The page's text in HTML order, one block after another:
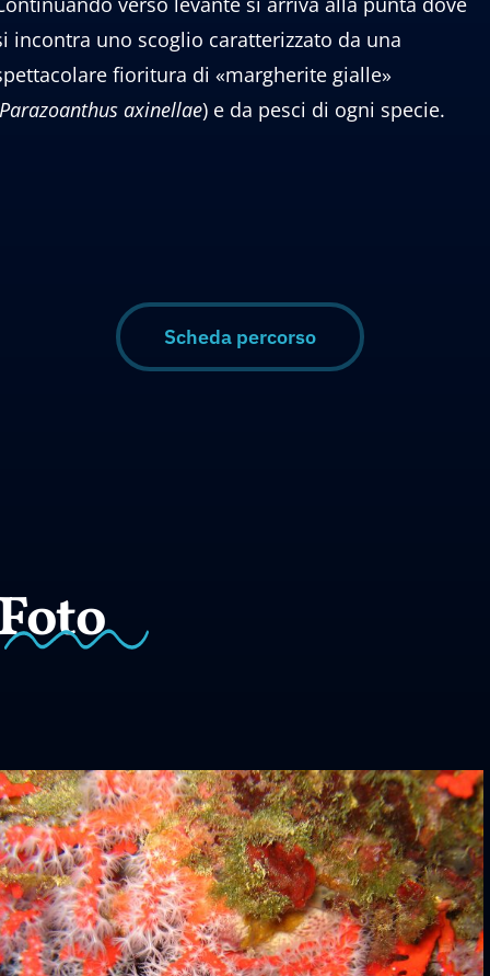
incontra uno scoglio caratterizzato da una
fioritura di «margherite gialle»
Parazoanthus axinellae) e da pesci di ogni specie.
Scheda percorso